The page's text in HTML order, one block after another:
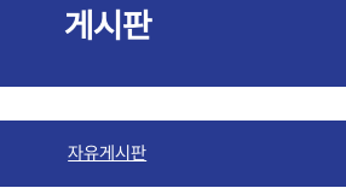
게시판
자유게시판